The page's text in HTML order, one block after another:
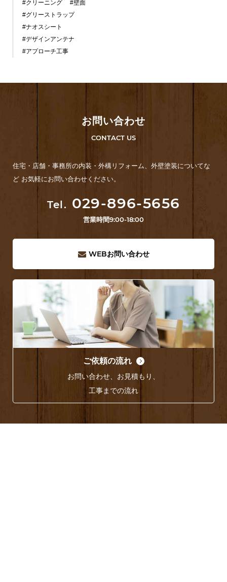
#クリーニング
#壁面
#グリーストラップ
#ナオスシート
#デザインアンテナ
#アプローチ工事
お問い合わせ
CONTACT US
住宅・店舗・事務所の内装・外構リフォーム、外壁塗装についてな
ど お気軽にお問い合わせください。
Tel. 029-896-5656
営業時間9:00-18:00
WEBお問い合わせ
ご依頼の流れ
お問い合わせ、お見積もり、
工事までの流れ